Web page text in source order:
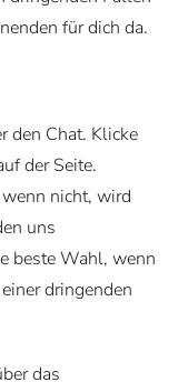
für dich da.
den Chat. Klicke
der Seite.
nicht, wird
uns
beste Wahl, wenn
dringenden
das